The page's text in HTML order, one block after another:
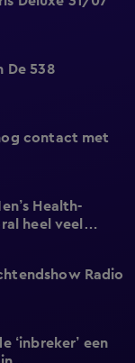
De 538
contact met
Health-
heel veel
Radio
‘inbreker’ een